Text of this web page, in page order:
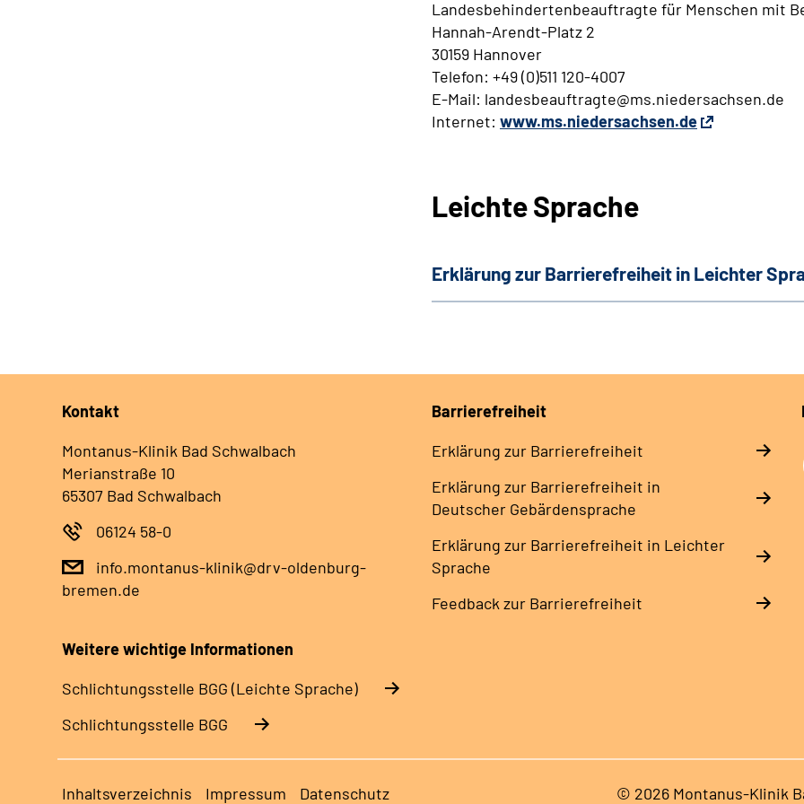
Landesbehindertenbeauftragte für Menschen mit
Hannah-Arendt-Platz 2
30159 Hannover
Telefon: +49 (0)511 120-4007
E-Mail: landesbeauftragte@ms.niedersachsen.de
Internet: www.ms.niedersachsen.de
Leichte Sprache
Erklärung zur Barrierefreiheit in Leichter
Kontakt
Montanus-Klinik Bad Schwalbach
Merianstraße 10
65307 Bad Schwalbach
06124 58-0
info.montanus-klinik@drv-oldenburg-
bremen.de
Barrierefreiheit
Erklärung zur Barrierefreiheit
Erklärung zur Barrierefreiheit in
Deutscher Gebärdensprache
Erklärung zur Barrierefreiheit in Leichter
Sprache
Feedback zur Barrierefreiheit
Weitere wichtige Informationen
Schlich­tungs­stel­le BGG (Leichte Sprache)
Schlich­tungs­stel­le BGG
Inhaltsverzeichnis Impressum Datenschutz © 2026 Montanus-Klinik